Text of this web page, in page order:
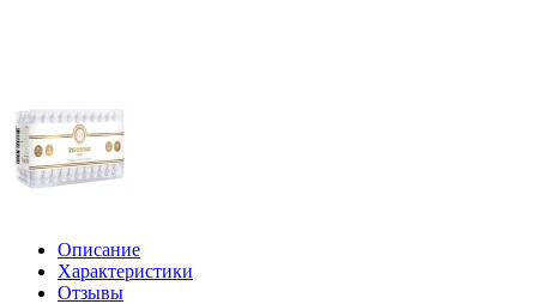
Описание
Характеристики
Отзывы